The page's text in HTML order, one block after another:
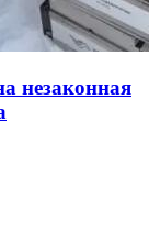
незаконная